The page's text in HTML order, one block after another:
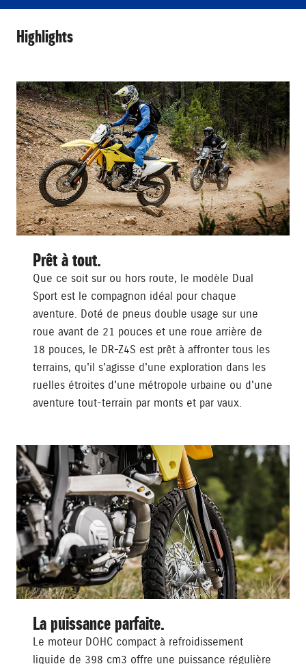
Highlights
Prêt à tout.
Que ce soit sur ou hors route, le modèle Dual
Sport est le compagnon idéal pour chaque
aventure. Doté de pneus double usage sur une
roue avant de 21 pouces et une roue arrière de
18 pouces, le DR-Z4S est prêt à affronter tous les
terrains, qu'il s'agisse d'une exploration dans les
ruelles étroites d'une métropole urbaine ou d'une
aventure tout-terrain par monts et par vaux.
La puissance parfaite.
Le moteur DOHC compact à refroidissement
liquide de 398 cm3 offre une puissance régulière